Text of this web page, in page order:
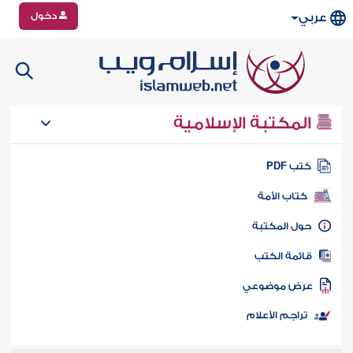
عربي دخول
المكتبة الإسلامية
كتب PDF
كتاب الأمة
المكتبة
الكتب
موضوعي